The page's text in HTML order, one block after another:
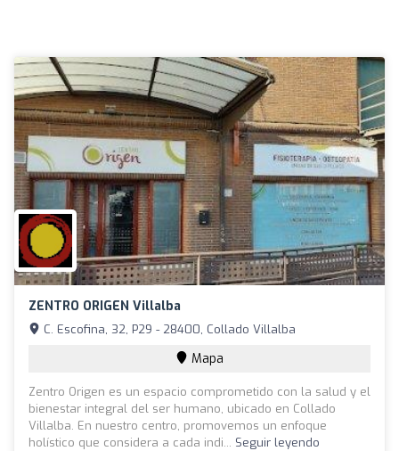
ZENTRO ORIGEN Villalba
C. Escofina, 32, P29 - 28400, Collado Villalba
Mapa
Zentro Origen es un espacio comprometido con la salud y el
bienestar integral del ser humano, ubicado en Collado
Villalba. En nuestro centro, promovemos un enfoque
holístico que considera a cada indi... Seguir leyendo